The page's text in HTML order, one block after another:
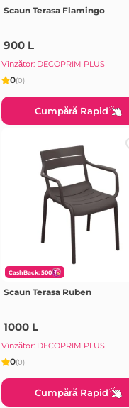
Scaun Terasa Flamingo
900 L
Vînzător: DECOPRIM PLUS
0(0)
Cumpără Rapid
CashBack: 500
Scaun Terasa Ruben
1000 L
Vînzător: DECOPRIM PLUS
0(0)
Cumpără Rapid